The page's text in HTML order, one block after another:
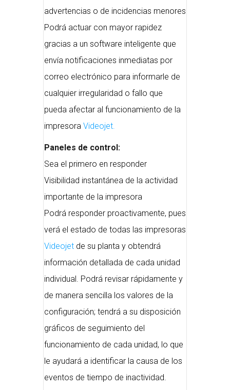
advertencias o de incidencias menores
Podrá actuar con mayor rapidez
gracias a un software inteligente que
envía notificaciones inmediatas por
correo electrónico para informarle de
cualquier irregularidad o fallo que
pueda afectar al funcionamiento de la
impresora Videojet.
Paneles de control:
Sea el primero en responder
Visibilidad instantánea de la actividad
importante de la impresora
Podrá responder proactivamente, pues
verá el estado de todas las impresoras
Videojet de su planta y obtendrá
información detallada de cada unidad
individual. Podrá revisar rápidamente y
de manera sencilla los valores de la
configuración; tendrá a su disposición
gráficos de seguimiento del
funcionamiento de cada unidad, lo que
le ayudará a identificar la causa de los
eventos de tiempo de inactividad.